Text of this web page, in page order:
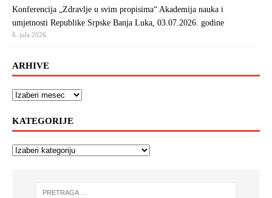
Konferencija „Zdravlje u svim propisima“ Akademija nauka i
umjetnosti Republike Srpske Banja Luka, 03.07.2026. godine
6. jula 2026.
ARHIVE
KATEGORIJE